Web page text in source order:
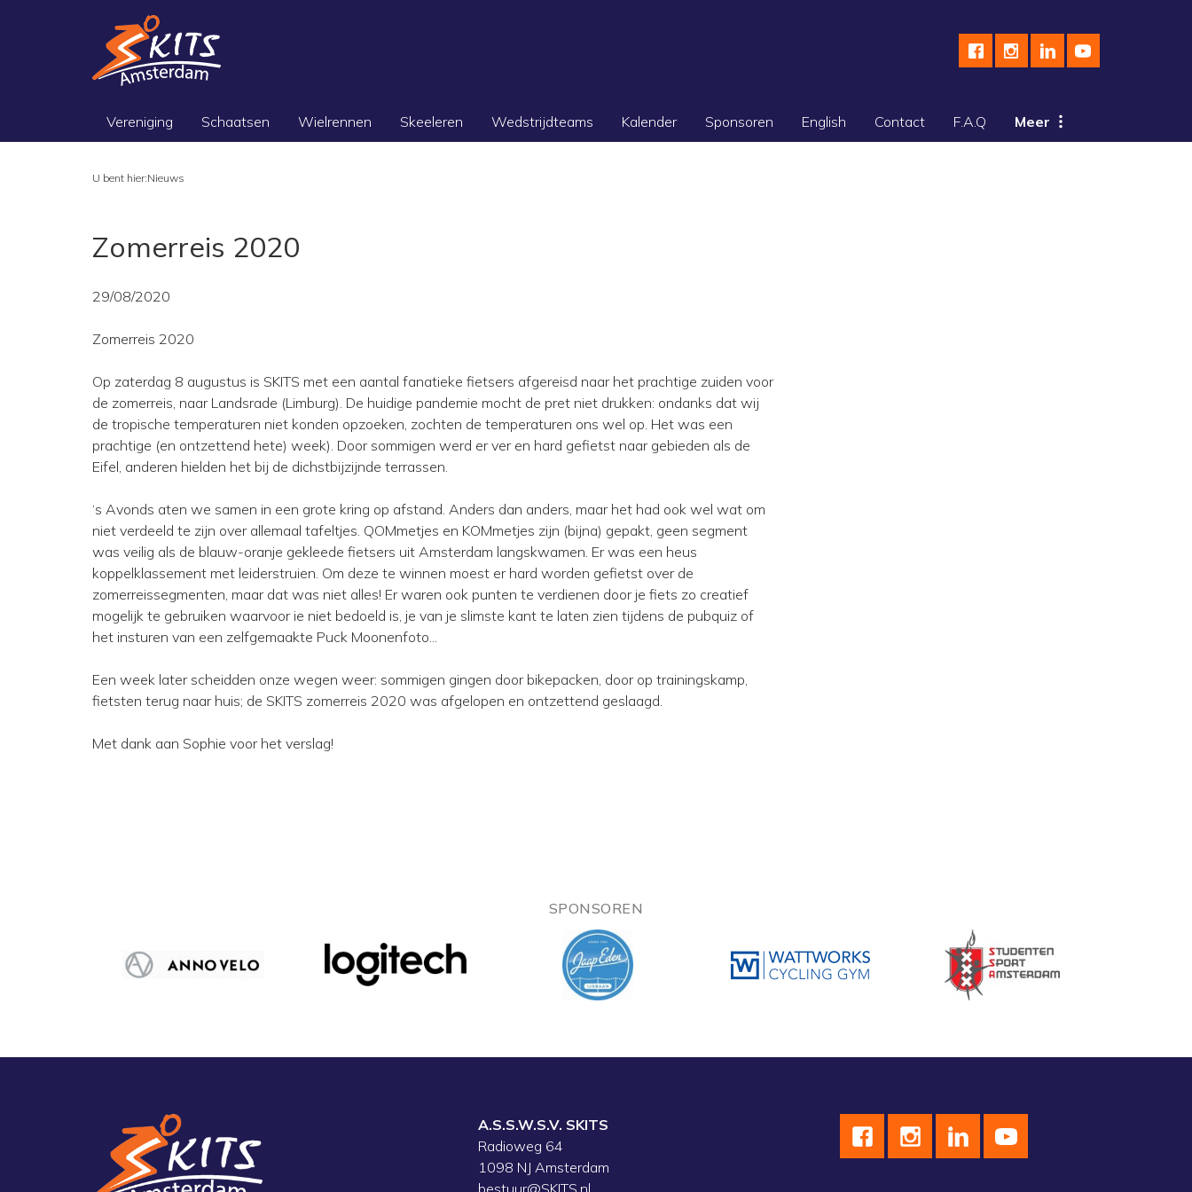
Vereniging Schaatsen Wielrennen Skeeleren Wedstrijdteams Kalender Sponsoren English Contact F.A.Q Meer
U bent hier:Nieuws
Zomerreis 2020
29/08/2020
Zomerreis 2020
Op zaterdag 8 augustus is SKITS met een aantal fanatieke fietsers afgereisd naar het prachtige zuiden voor
de zomerreis, naar Landsrade (Limburg). De huidige pandemie mocht de pret niet drukken: ondanks dat wij
de tropische temperaturen niet konden opzoeken, zochten de temperaturen ons wel op. Het was een
prachtige (en ontzettend hete) week). Door sommigen werd er ver en hard gefietst naar gebieden als de
Eifel, anderen hielden het bij de dichstbijzijnde terrassen.
‘s Avonds aten we samen in een grote kring op afstand. Anders dan anders, maar het had ook wel wat om
niet verdeeld te zijn over allemaal tafeltjes. QOMmetjes en KOMmetjes zijn (bijna) gepakt, geen segment
was veilig als de blauw-oranje gekleede fietsers uit Amsterdam langskwamen. Er was een heus
koppelklassement met leiderstruien. Om deze te winnen moest er hard worden gefietst over de
zomerreissegmenten, maar dat was niet alles! Er waren ook punten te verdienen door je fiets zo creatief
mogelijk te gebruiken waarvoor ie niet bedoeld is, je van je slimste kant te laten zien tijdens de pubquiz of
het insturen van een zelfgemaakte Puck Moonenfoto...
Een week later scheidden onze wegen weer: sommigen gingen door bikepacken, door op trainingskamp,
fietsten terug naar huis; de SKITS zomerreis 2020 was afgelopen en ontzettend geslaagd.
Met dank aan Sophie voor het verslag!
SPONSOREN
A.S.S.W.S.V. SKITS
Radioweg 64
1098 NJ Amsterdam
bestuur@SKITS.nl